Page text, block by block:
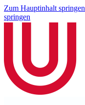
Zum Hauptinhalt springen
springen